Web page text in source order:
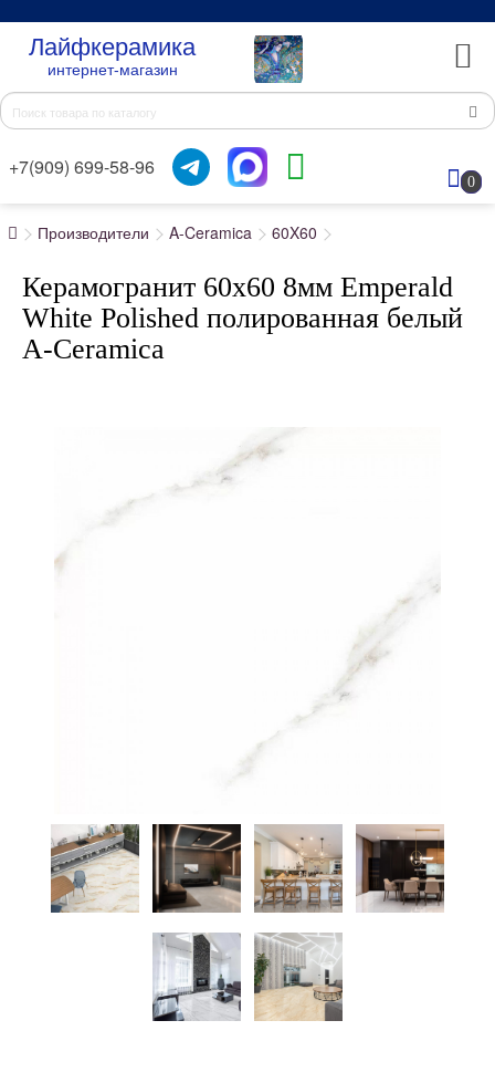
Лайфкерамика
интернет-магазин
+7(909) 699-58-96
0
Производители A-Ceramica 60X60
Керамогранит 60x60 8мм Emperald
White Polished полированная белый
A-Ceramica